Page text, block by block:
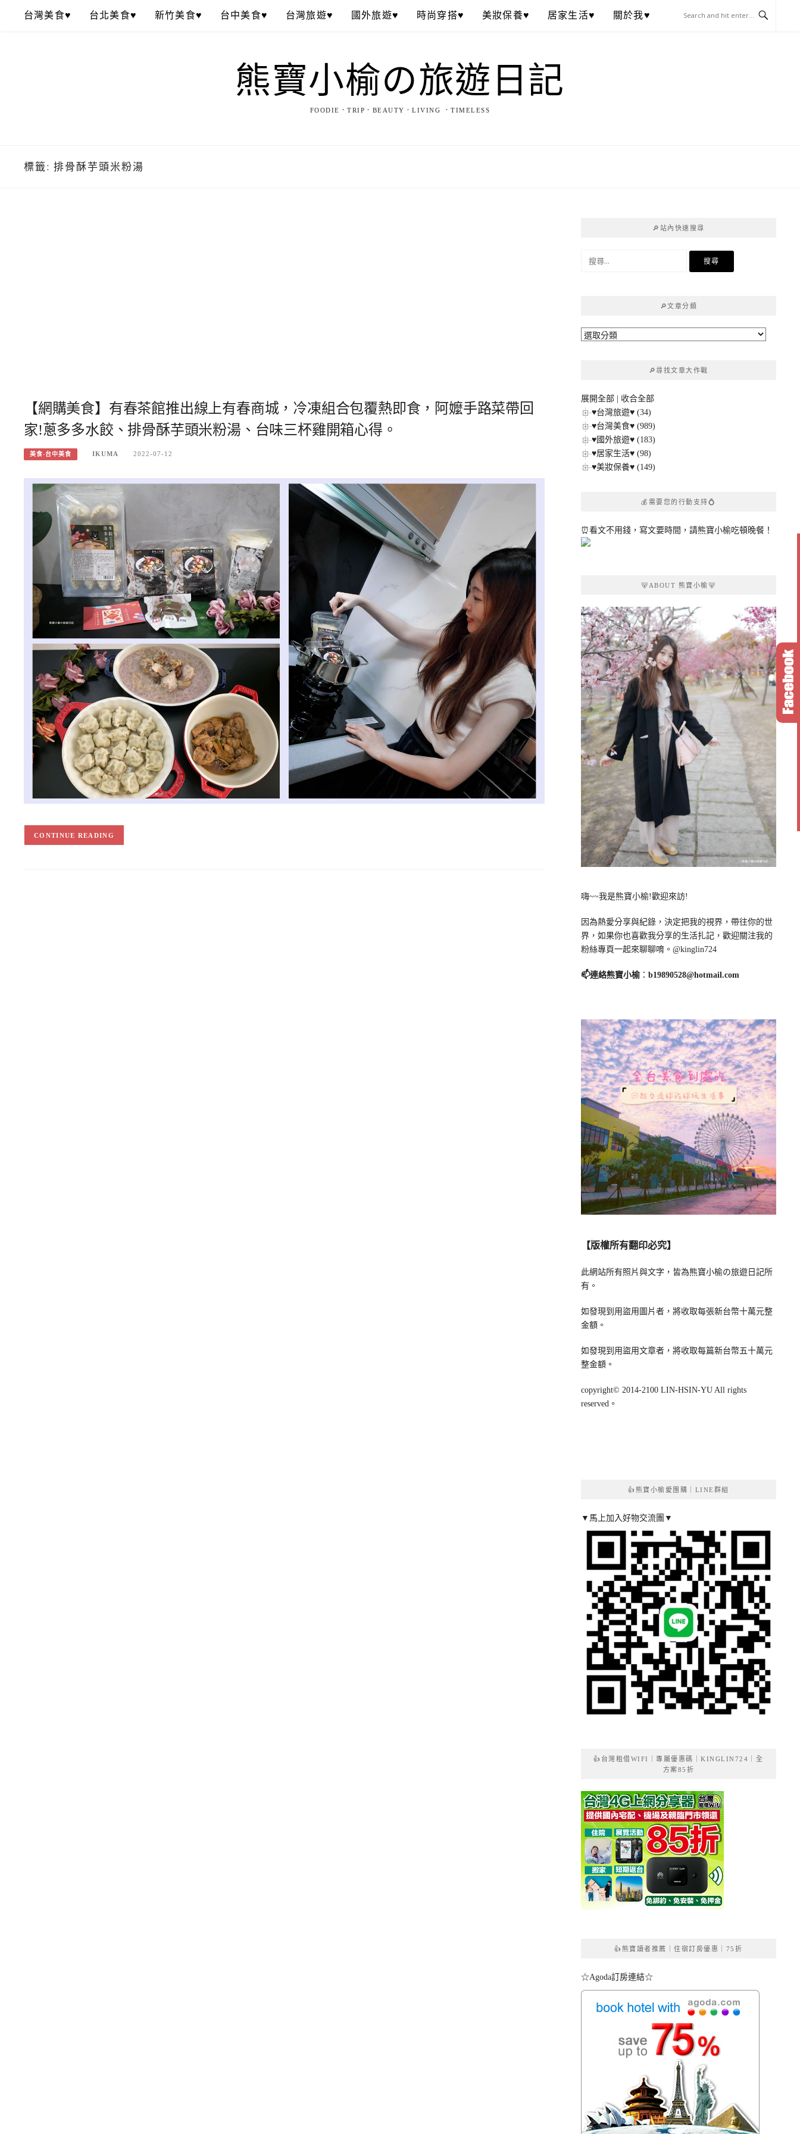
台灣美食♥ 台北美食♥ 新竹美食♥ 台中美食♥ 台灣旅遊♥ 國外旅遊♥ 時尚穿搭♥ 美妝保養♥ 居家生活♥ 關於我♥
熊寶小榆の旅遊日記
FOODIE．TRIP．BEAUTY．LIVING ．TIMELESS
標籤: 排骨酥芋頭米粉湯
【網購美食】有春茶館推出線上有春商城，冷凍組合包覆熱即食，阿嬤手路菜帶回
家!蔥多多水餃、排骨酥芋頭米粉湯、台味三杯雞開箱心得。
美食-台中美食 IKUMA 2022-07-12
CONTINUE READING
🔎站內快速搜尋
🔎文章分類
🔎
🔎尋找文章大作戰
展開全部
收合全部
♥台灣旅遊♥ (34)
♥台灣美食♥ (989)
♥國外旅遊♥ (183)
♥居家生活♥ (98)
♥美妝保養♥ (149)
💰需要您的行動支持💍
⏰看文不用錢，寫文要時間，請熊寶小榆吃頓晚餐！
🐻ABOUT 熊寶小榆🐻
嗨~~我是熊寶小榆!歡迎來訪!
因為熱愛分享與紀錄，決定把我的視界，帶往你的世
界，如果你也喜歡我分享的生活扎記，歡迎關注我的
粉絲專頁一起來聊聊唷。@kinglin724
📫連絡熊寶小榆： b19890528@hotmail.com
【版權所有翻印必究】
此網站所有照片與文字，皆為熊寶小榆の旅遊日記所
有。
如發現到用盜用圖片者，將收取每張新台幣十萬元整
金額。
如發現到用盜用文章者，將收取每篇新台幣五十萬元
整金額。
copyright© 2014-2100 LIN-HSIN-YU All rights
reserved。
👍熊寶小榆愛團購｜LINE群組
▼馬上加入好物交流團▼
👍台灣租借WIFI｜專屬優惠碼｜KINGLIN724｜全
方案85折
👍熊寶讀者推薦｜住宿訂房優惠｜75折
☆Agoda訂房連結☆